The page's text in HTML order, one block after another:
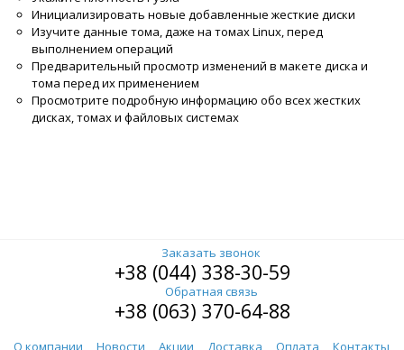
Инициализировать новые добавленные жесткие диски
Изучите данные тома, даже на томах Linux, перед
выполнением операций
Предварительный просмотр изменений в макете диска и
тома перед их применением
Просмотрите подробную информацию обо всех жестких
дисках, томах и файловых системах
Заказать звонок
+38 (044) 338-30-59
Обратная связь
+38 (063) 370-64-88
О компании Новости Акции Доставка Оплата Контакты